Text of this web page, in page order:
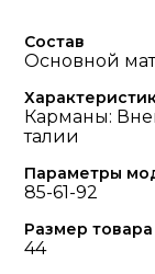
Состав
Основной
Карманы:
талии
Параметры
85-61-92
Размер
44